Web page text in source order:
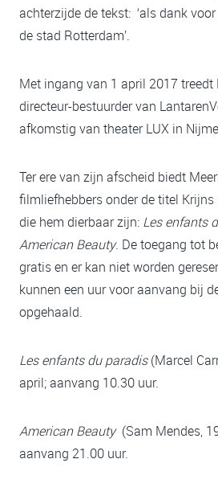
achterzijde de tekst: ‘als dank
de stad Rotterdam’.
Met ingang van 1 april 2017
directeur-bestuurder van
afkomstig van theater LUX in
Ter ere van zijn afscheid biedt
filmliefhebbers onder de titel
die hem dierbaar zijn: Les enfants
American Beauty. De toegang tot
gratis en er kan niet worden
kunnen een uur voor aanvang bij
opgehaald.
Les enfants du paradis(Marcel
april; aanvang 10.30 uur.
American Beauty(Sam Mendes,
aanvang 21.00 uur.